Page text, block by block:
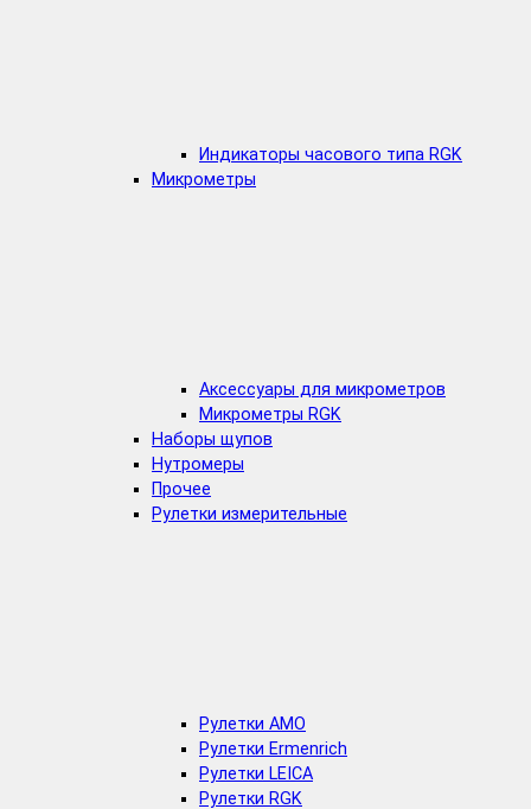
Индикаторы часового типа RGK
Микрометры
Аксессуары для микрометров
Микрометры RGK
Наборы щупов
Нутромеры
Прочее
Рулетки измерительные
Рулетки AMO
Рулетки Ermenrich
Рулетки LEICA
Рулетки RGK